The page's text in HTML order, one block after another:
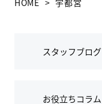
HOME 宇都宮
スタッフブログ
お役立ちコラム